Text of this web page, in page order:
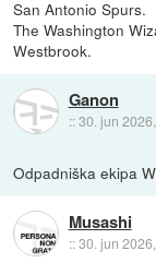
San Antonio Spurs.
The Washington
Westbrook.
Ganon
::30. jun
Odpadniška ekipa
Musashi
::30. jun